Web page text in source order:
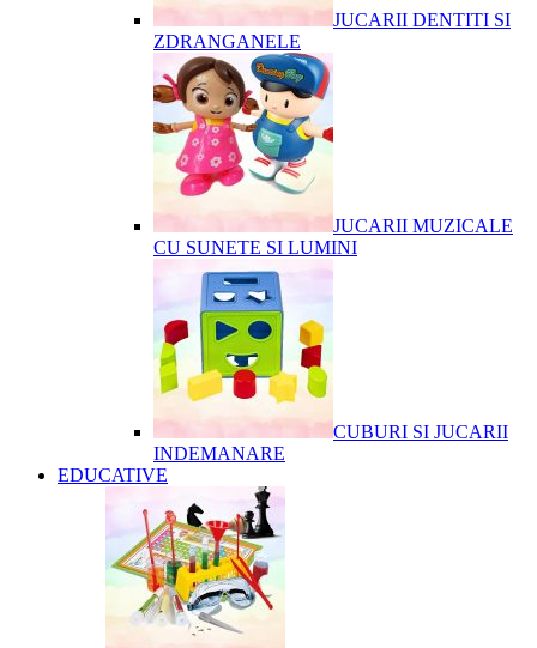
JUCARII DENTITI SI
ZDRANGANELE
JUCARII MUZICALE
CU SUNETE SI LUMINI
CUBURI SI JUCARII
INDEMANARE
EDUCATIVE